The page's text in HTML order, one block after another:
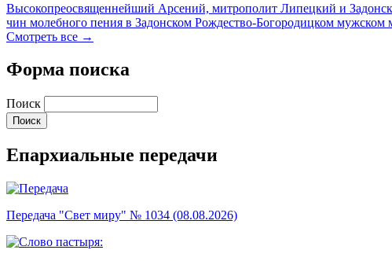
Высокопреосвященнейший Арсений, митрополит Липецкий и
чин молебного пения в Задонском Рождество-Богородицком мужском
Смотреть все →
Форма поиска
Поиск
Епархиальные передачи
Передача "Свет миру" № 1034 (08.08.2026)